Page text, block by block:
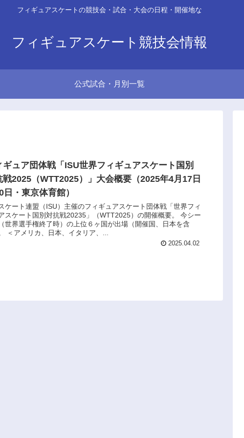
フィギュアスケートの競技会・試合・大会の日程・開催地な
フィギュアスケート競技会情報
公式試合・月別一覧
ギュア団体戦「ISU世界フィギュアスケート国別
戦2025（WTT2025）」大会概要（2025年4月17日
日・東京体育館）
ケート連盟（ISU）主催のフィギュアスケート団体戦「世界フィ
スケート国別対抗戦20235」（WTT2025）の開催概要。 今シー
世界選手権終了時）の上位６ヶ国が出場（開催国、日本を含
＜アメリカ、日本、イタリア、...
2025.04.02